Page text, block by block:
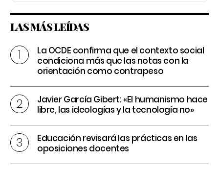
LAS MÁS LEÍDAS
La OCDE confirma que el contexto social
condiciona más que las notas con la
orientación como contrapeso
Javier García Gibert: «El humanismo hace
libre, las ideologías y la tecnología no»
Educación revisará las prácticas en las
oposiciones docentes